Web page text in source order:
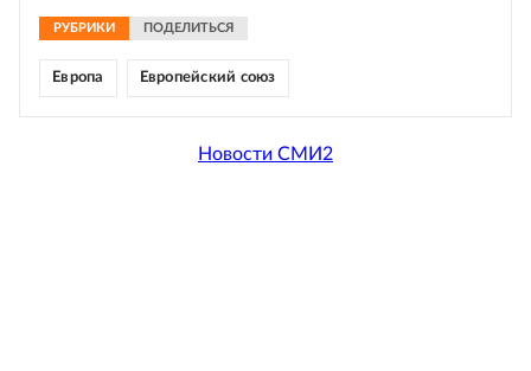
РУБРИКИ ПОДЕЛИТЬСЯ
Европа Европейский союз
Новости СМИ2